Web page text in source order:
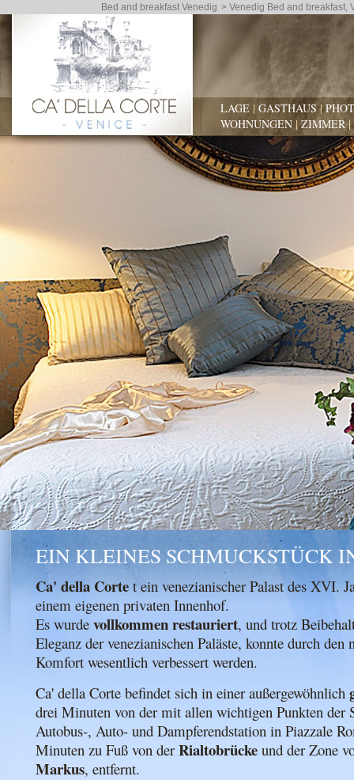
Bed and breakfast Venedig > Venedig Bed and breakfast,
LAGE | GASTHAUS|
WOHNUNGEN |ZIMMER|
EIN KLEINES SCHMUCKSTÜCK
Ca' della Corte t ein venezianischer Palast des XVI.
einem eigenen privaten Innenhof.
Es wurde vollkommen restauriert, und trotz
Eleganz der venezianischen Paläste, konnte durch den
Komfort wesentlich verbessert werden.
Ca' della Corte befindet sich in einer außergewöhnlich
drei Minuten von der mit allen wichtigen Punkten der
Autobus-, Auto- und Dampferendstation in Piazzale
Minuten zu Fuß von der Rialtobrücke und der Zone
Markus, entfernt.